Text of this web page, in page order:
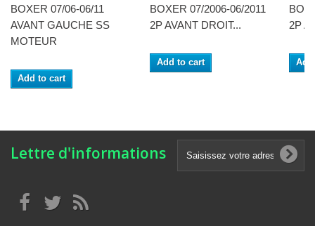
BOXER 07/06-06/11
AVANT GAUCHE SS
MOTEUR
Add to cart
BOXER 07/2006-06/2011
2P AVANT DROIT...
Add to cart
2P
Lettre d'informations